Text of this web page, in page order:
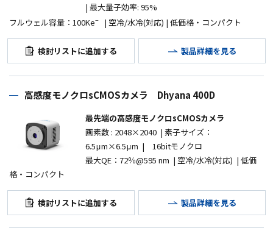
| 最大量子効率: 95%
フルウェル容量： 100Ke– | 空冷/水冷(対応) | 低価格・コンパクト
検討リストに追加する 製品詳細を見る
高感度モノクロsCMOSカメラ Dhyana 400D
最先端の高感度モノクロsCMOSカメラ
画素数 : 2048×2040 | 素子サイズ：
6.5μm×6.5μm |
16bitモノクロ
最大QE：72％@595 nm | 空冷/水冷(対応) | 低価
格・コンパクト
検討リストに追加する 製品詳細を見る